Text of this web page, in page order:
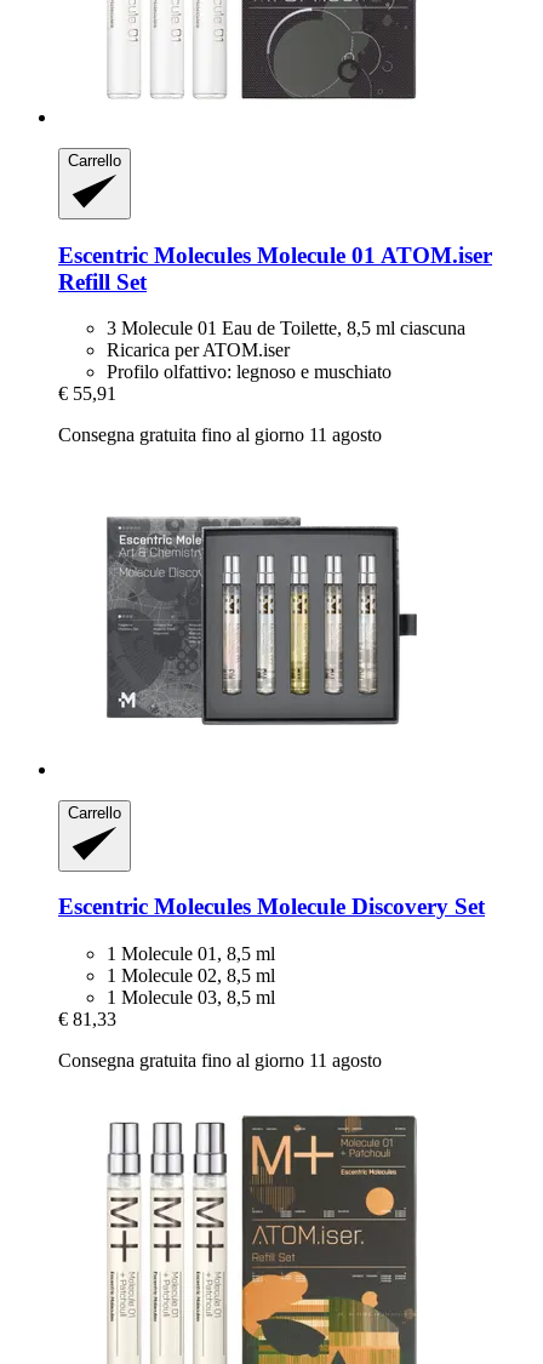
Carrello
Escentric Molecules Molecule 01 ATOM.iser
Refill Set
3 Molecule 01 Eau de Toilette, 8,5 ml ciascuna
Ricarica per ATOM.iser
Profilo olfattivo: legnoso e muschiato
€ 55,91
Consegna gratuita fino al giorno 11 agosto
Carrello
Escentric Molecules Molecule Discovery Set
1 Molecule 01, 8,5 ml
1 Molecule 02, 8,5 ml
1 Molecule 03, 8,5 ml
€ 81,33
Consegna gratuita fino al giorno 11 agosto